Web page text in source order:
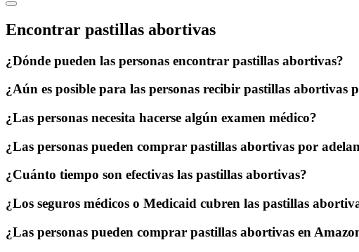
Encontrar pastillas abortivas
¿Dónde pueden las personas encontrar pastillas abortivas?
¿Aún es posible para las personas recibir pastillas abortivas
¿Las personas necesita hacerse algún examen médico?
¿Las personas pueden comprar pastillas abortivas por
¿Cuánto tiempo son efectivas las pastillas abortivas?
¿Los seguros médicos o Medicaid cubren las pastillas
¿Las personas pueden comprar pastillas abortivas en